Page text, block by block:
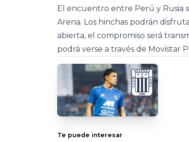
El encuentro entre Perú y Rusia
Arena. Los hinchas podrán
abierta, el compromiso será
podrá verse a través de Movistar
Te puede interesar